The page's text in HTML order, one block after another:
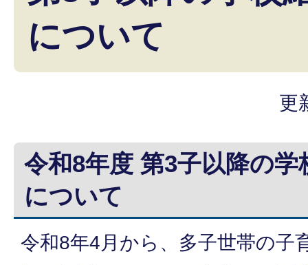
について
更
令和8年度 第3子以降の学
について
令和8年4月から、多子世帯の子